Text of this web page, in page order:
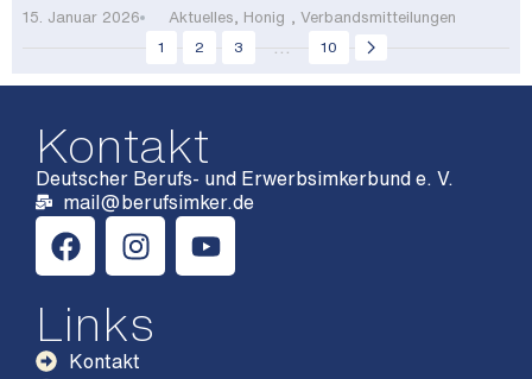
15. Januar 2026 Aktuelles Honig
Verbandsmitteilungen
1
2 3 ... 10
Kontakt
Deutscher Berufs- und Erwerbsimkerbund e. V.
mail@berufsimker.de
Links
Kontakt